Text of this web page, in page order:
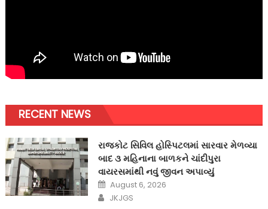
RECENT NEWS
રાજકોટ સિવિલ હોસ્પિટલમાં સારવાર મેળવ્યા
બાદ ૩ મહિનાના બાળકને ચાંદીપુરા
વાયરસમાંથી નવું જીવન અપાવ્યું
Posted
on
August 6, 2026
Author
JKJGS